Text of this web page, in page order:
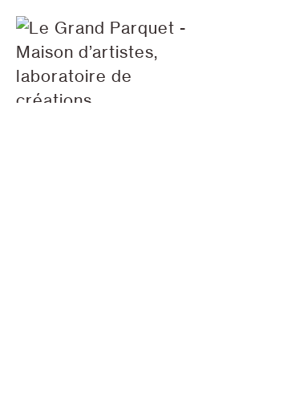
Skip
to
content